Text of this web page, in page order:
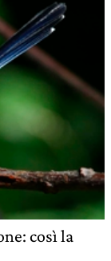
così la